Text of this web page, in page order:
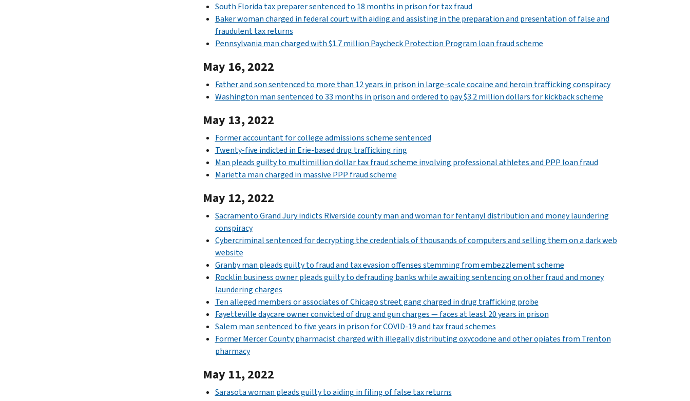
South Florida tax preparer sentenced to 18 months in prison for tax fraud
Baker woman charged in federal court with aiding and assisting in the preparation and presentation of false and
fraudulent tax returns
Pennsylvania man charged with $1.7 million Paycheck Protection Program loan fraud scheme
May 16, 2022
Father and son sentenced to more than 12 years in prison in large-scale cocaine and heroin trafficking conspiracy
Washington man sentenced to 33 months in prison and ordered to pay $3.2 million dollars for kickback scheme
May 13, 2022
Former accountant for college admissions scheme sentenced
Twenty-five indicted in Erie-based drug trafficking ring
Man pleads guilty to multimillion dollar tax fraud scheme involving professional athletes and PPP loan fraud
Marietta man charged in massive PPP fraud scheme
May 12, 2022
Sacramento Grand Jury indicts Riverside county man and woman for fentanyl distribution and money laundering
conspiracy
Cybercriminal sentenced for decrypting the credentials of thousands of computers and selling them on a dark web
website
Granby man pleads guilty to fraud and tax evasion offenses stemming from embezzlement scheme
Rocklin business owner pleads guilty to defrauding banks while awaiting sentencing on other fraud and money
laundering charges
Ten alleged members or associates of Chicago street gang charged in drug trafficking probe
Fayetteville daycare owner convicted of drug and gun charges — faces at least 20 years in prison
Salem man sentenced to five years in prison for COVID-19 and tax fraud schemes
Former Mercer County pharmacist charged with illegally distributing oxycodone and other opiates from Trenton
pharmacy
May 11, 2022
Sarasota woman pleads guilty to aiding in filing of false tax returns